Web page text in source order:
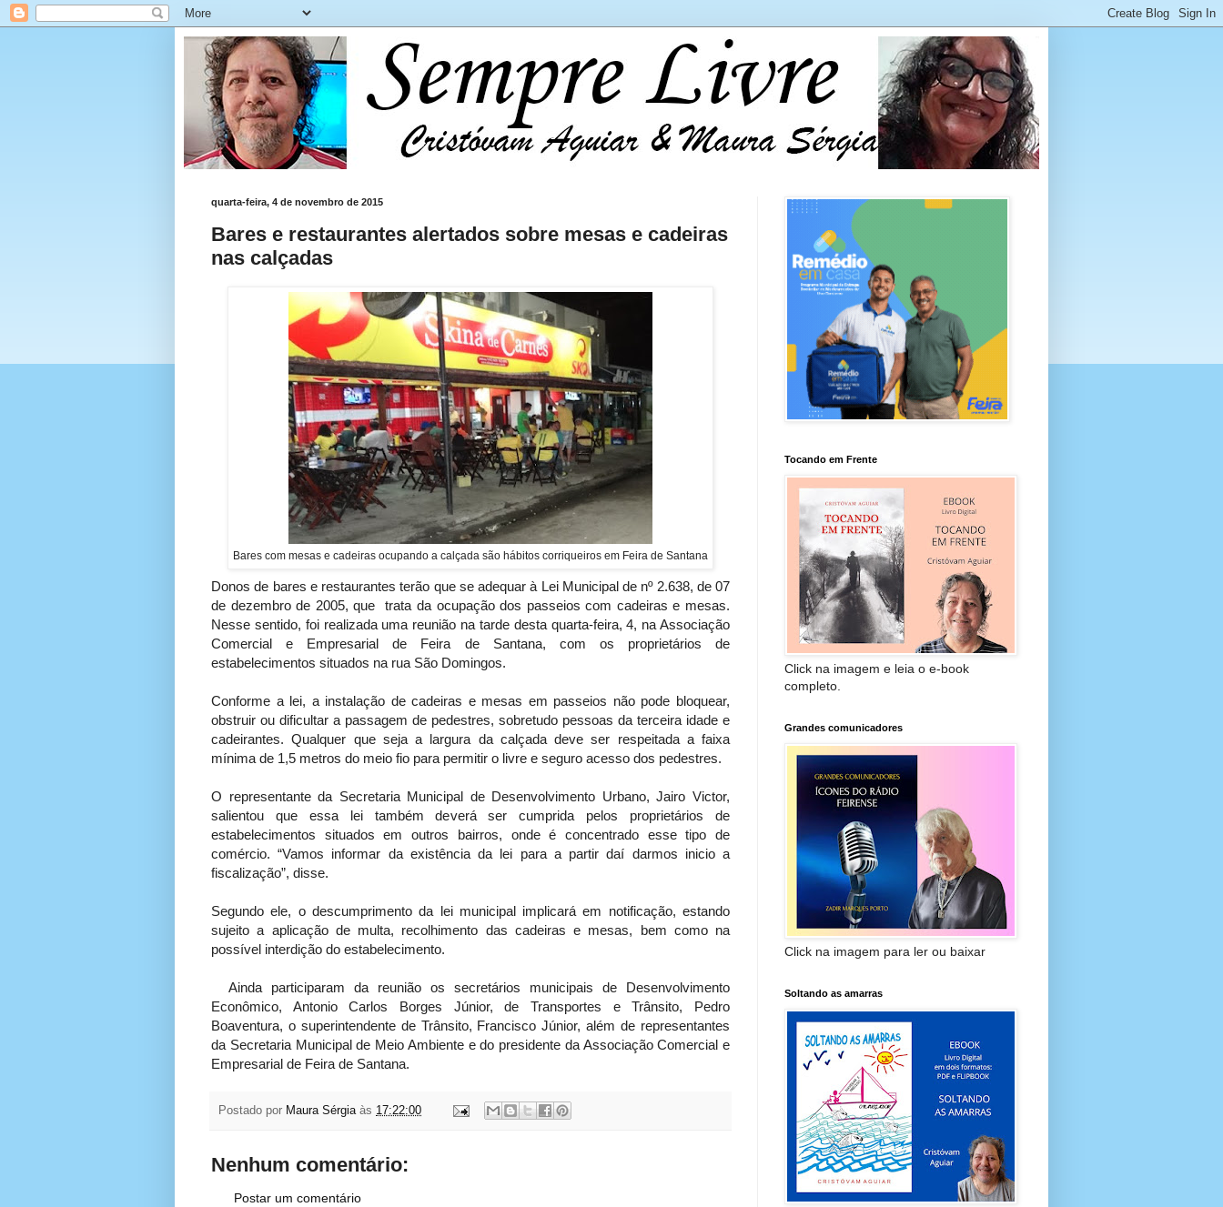
quarta-feira, 4 de novembro de 2015
Bares e restaurantes alertados sobre mesas e cadeiras
nas calçadas
Bares com mesas e cadeiras ocupando a calçada são hábitos corriqueiros em Feira de Santana
Donos de bares e restaurantes terão que se adequar à Lei Municipal de nº 2.638, de 07
de dezembro de 2005, que trata da ocupação dos passeios com cadeiras e mesas.
Nesse sentido, foi realizada uma reunião na tarde desta quarta-feira, 4, na Associação
Comercial e Empresarial de Feira de Santana, com os proprietários de
estabelecimentos situados na rua São Domingos.
Conforme a lei, a instalação de cadeiras e mesas em passeios não pode bloquear,
obstruir ou dificultar a passagem de pedestres, sobretudo pessoas da terceira idade e
cadeirantes. Qualquer que seja a largura da calçada deve ser respeitada a faixa
mínima de 1,5 metros do meio fio para permitir o livre e seguro acesso dos pedestres.
O representante da Secretaria Municipal de Desenvolvimento Urbano, Jairo Victor,
salientou que essa lei também deverá ser cumprida pelos proprietários de
estabelecimentos situados em outros bairros, onde é concentrado esse tipo de
comércio. “Vamos informar da existência da lei para a partir daí darmos inicio a
fiscalização”, disse.
Segundo ele, o descumprimento da lei municipal implicará em notificação, estando
sujeito a aplicação de multa, recolhimento das cadeiras e mesas, bem como na
possível interdição do estabelecimento.
Ainda participaram da reunião os secretários municipais de Desenvolvimento
Econômico, Antonio Carlos Borges Júnior, de Transportes e Trânsito, Pedro
Boaventura, o superintendente de Trânsito, Francisco Júnior, além de representantes
da Secretaria Municipal de Meio Ambiente e do presidente da Associação Comercial e
Empresarial de Feira de Santana.
Postado por Maura Sérgia às 17:22:00
Nenhum comentário:
Postar um comentário
Tocando em Frente
Click na imagem e leia o e-book
completo.
Grandes comunicadores
Click na imagem para ler ou baixar
Soltando as amarras